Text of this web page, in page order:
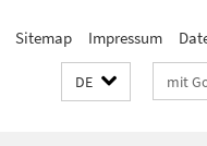
Sitemap Impressum
DE